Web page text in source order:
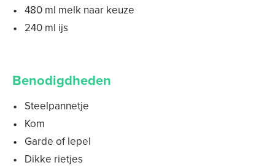
480 ml melk naar keuze
240 ml ijs
Benodigdheden
Steelpannetje
Kom
Garde of lepel
Dikke rietjes